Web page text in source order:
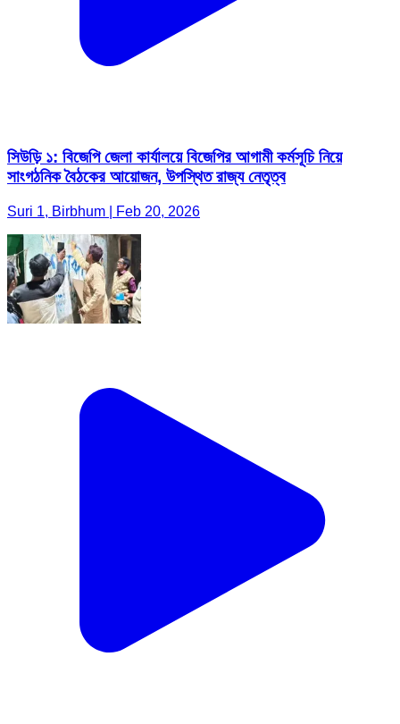
সিউড়ি ১: বিজেপি জেলা কার্যালয়ে বিজেপির আগামী কর্মসূচি নিয়ে
সাংগঠনিক বৈঠকের আয়োজন, উপস্থিত রাজ্য নেতৃত্ব
Suri 1, Birbhum | Feb 20, 2026